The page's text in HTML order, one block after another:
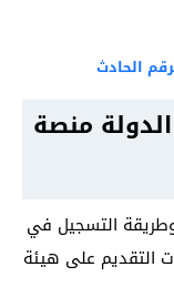
الحادث
منصة
التسجيل في
التقديم على هيئة